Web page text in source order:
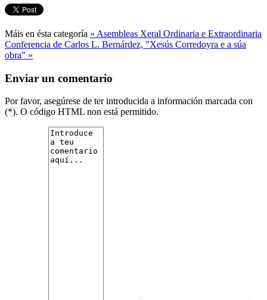
Máis en ésta categoría « Asembleas Xeral Ordinaria e Extraordinaria
Conferencia de Carlos L. Bernárdez, "Xesús Corredoyra e a súa
obra" »
Enviar un comentario
Por favor, asegúrese de ter introducida a información marcada con
(*). O código HTML non está permitido.